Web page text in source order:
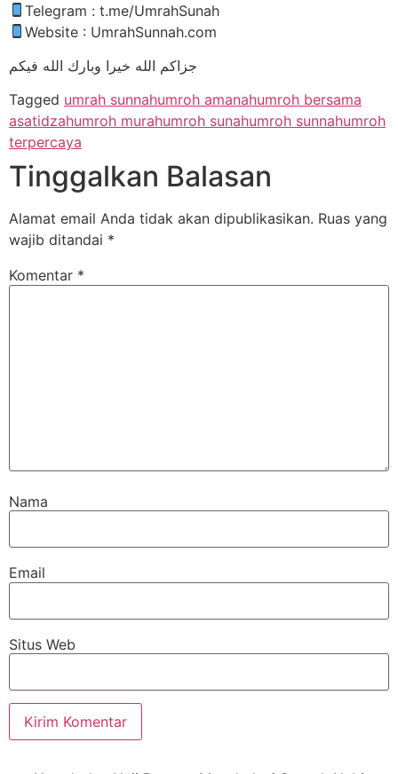
Telegram : t.me/UmrahSunah
Website : UmrahSunnah.com
جزاكم الله خيرا وبارك الله فيكم
Tagged umrah sunnahumroh amanahumroh bersama
asatidzahumroh murahumroh sunahumroh sunnahumroh
terpercaya
Tinggalkan Balasan
Alamat email Anda tidak akan dipublikasikan. Ruas yang
wajib ditandai *
Komentar *
Nama
Email
Situs Web